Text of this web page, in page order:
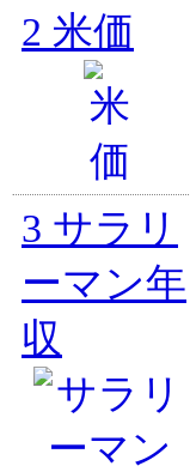
2 米価
3 サラリ
ーマン年
収